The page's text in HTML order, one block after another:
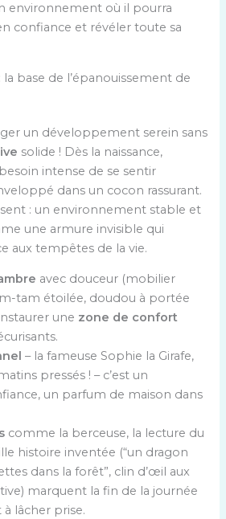
environnement où il pourra
confiance et révéler toute sa
base de l’épanouissement de
un développement serein sans
solide ! Dès la naissance,
intense de se sentir
dans un cocon rassurant.
: un environnement stable et
une armure invisible qui
aux tempêtes de la vie.
avec douceur (mobilier
tam étoilée, doudou à portée
une zone de confort
– la fameuse Sophie la Girafe,
pressés ! – c’est un
un parfum de maison dans
comme la berceuse, la lecture du
histoire inventée (“un dragon
dans la forêt”, clin d’œil aux
marquent la fin de la journée
lâcher prise.